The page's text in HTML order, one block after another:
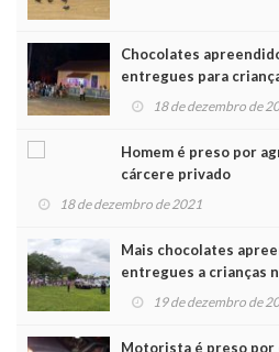
Chocolates
entregues para
Noel 18 de dezembro de
Homem é preso por
cárcere privado
18 de dezembro de 2021
Mais chocolates
entregues a crianças
19 de dezembro de
Motorista é preso por